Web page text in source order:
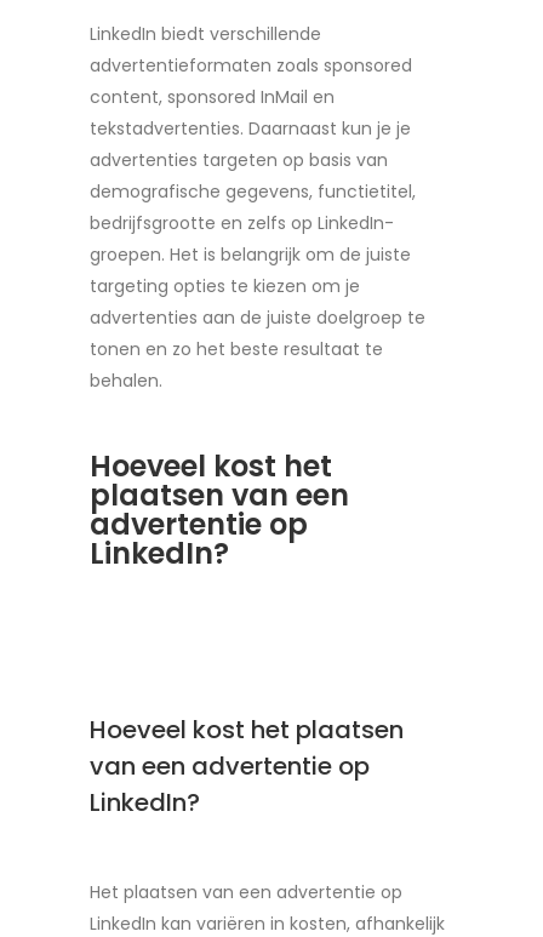
LinkedIn biedt verschillende
advertentieformaten zoals sponsored
content, sponsored InMail en
tekstadvertenties. Daarnaast kun je je
advertenties targeten op basis van
demografische gegevens, functietitel,
bedrijfsgrootte en zelfs op LinkedIn-
groepen. Het is belangrijk om de juiste
targeting opties te kiezen om je
advertenties aan de juiste doelgroep te
tonen en zo het beste resultaat te
behalen.
Hoeveel kost het
plaatsen van een
advertentie op
LinkedIn?
Hoeveel kost het plaatsen
van een advertentie op
LinkedIn?
Het plaatsen van een advertentie op
LinkedIn kan variëren in kosten, afhankelijk